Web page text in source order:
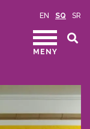
EN SQ SR
MENY